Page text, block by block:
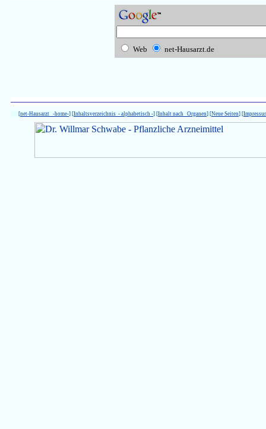
Web net-Hausarzt.de
[net-Hausarzt -home-] [Inhaltsverzeichnis - alphabetisch -] [Inhalt nach Organen] [Neue Seiten] [